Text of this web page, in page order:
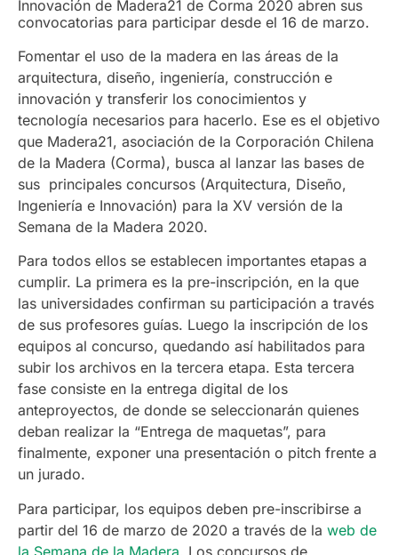
Innovación de Madera21 de Corma 2020 abren sus
convocatorias para participar desde el 16 de marzo.
Fomentar el uso de la madera en las áreas de la
arquitectura, diseño, ingeniería, construcción e
innovación y transferir los conocimientos y
tecnología necesarios para hacerlo. Ese es el objetivo
que Madera21, asociación de la Corporación Chilena
de la Madera (Corma), busca al lanzar las bases de
sus principales concursos (Arquitectura, Diseño,
Ingeniería e Innovación) para la XV versión de la
Semana de la Madera 2020.
Para todos ellos se establecen importantes etapas a
cumplir. La primera es la pre-inscripción, en la que
las universidades confirman su participación a través
de sus profesores guías. Luego la inscripción de los
equipos al concurso, quedando así habilitados para
subir los archivos en la tercera etapa. Esta tercera
fase consiste en la entrega digital de los
anteproyectos, de donde se seleccionarán quienes
deban realizar la “Entrega de maquetas”, para
finalmente, exponer una presentación o pitch frente a
un jurado.
Para participar, los equipos deben pre-inscribirse a
partir del 16 de marzo de 2020 a través de la web de
la Semana de la Madera. Los concursos de